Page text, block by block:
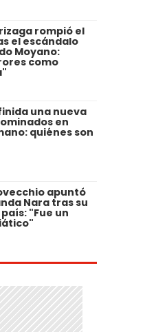
rompió el
el escándalo
Moyano:
como
una nueva
en
quiénes son
apuntó
Nara tras su
"Fue un